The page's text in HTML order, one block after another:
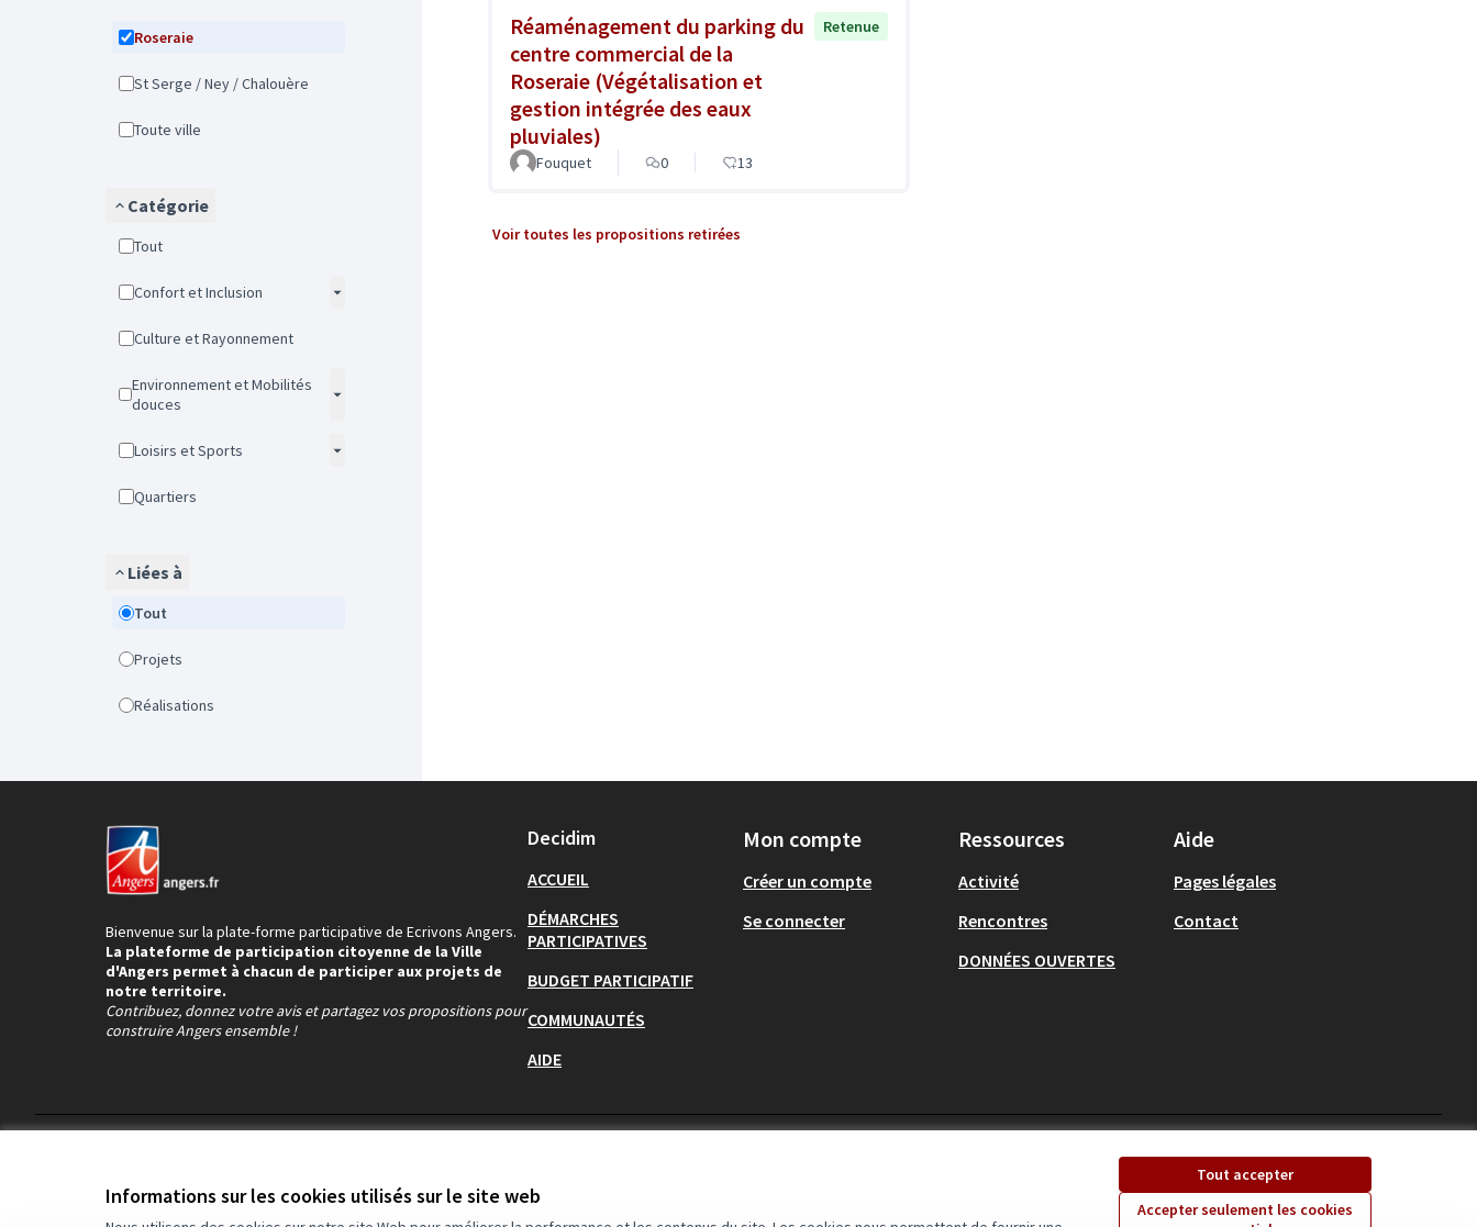
Informations sur les cookies utilisés sur le site web
Tout accepter
Accepter seulement les cookies
Roseraie
St Serge / Ney / Chalouère
Toute ville
Catégorie
Tout
Confort et Inclusion
Culture et Rayonnement
Environnement et Mobilités
douces
Loisirs et Sports
Quartiers
Liées à
Tout
Projets
Réalisations
Réaménagement du parking du
centre commercial de la
Roseraie (Végétalisation et
gestion intégrée des eaux
pluviales)
Retenue
Fouquet 0 13
Voir toutes les propositions retirées
Bienvenue sur la plate-forme participative de Ecrivons Angers.
La plateforme de participation citoyenne de la Ville
d'Angers permet à chacun de participer aux projets de
notre territoire.
Contribuez, donnez votre avis et partagez vos propositions pour
construire Angers ensemble !
Decidim
ACCUEIL
DÉMARCHES
PARTICIPATIVES
BUDGET PARTICIPATIF
COMMUNAUTÉS
AIDE
Mon compte
Créer un compte
Se connecter
Ressources
Activité
Rencontres
DONNÉES OUVERTES
Aide
Pages légales
Contact
(Lien externe)(Lien externe)